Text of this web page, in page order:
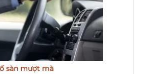
sàn mượt mà